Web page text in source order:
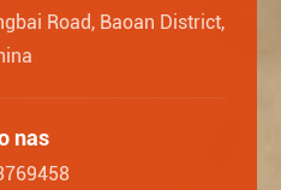
Road, Baoan District,
nas